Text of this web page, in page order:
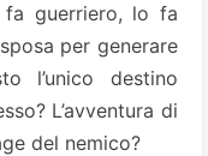
fa guerriero, lo fa
per generare
l’unico destino
L’avventura di
del nemico?